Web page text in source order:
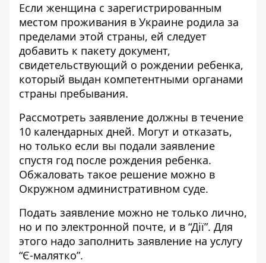
Если женщина с зарегистрированным
местом проживания в Украине родила за
пределами этой страны, ей следует
добавить к пакету документ,
свидетельствующий о рождении ребенка,
который выдан компетентными органами
страны пребывания.
Рассмотреть заявление должны в течение
10 календарных дней. Могут и отказать,
но только если вы подали заявление
спустя год после рождения ребенка.
Обжаловать такое решение можно в
Окружном административном суде.
Подать заявление можно не только лично,
но и по электронной почте, и в “Дії”. Для
этого надо заполнить заявление на услугу
“Є-малятко”.